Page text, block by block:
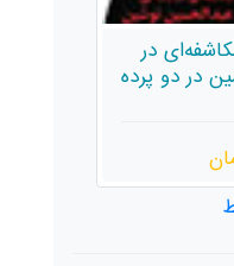
در
در دو پرده